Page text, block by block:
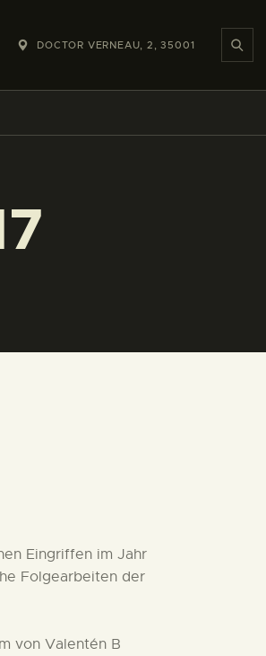
DOCTOR VERNEAU, 2, 35001
Eingriffen im Jahr
Folgearbeiten der
von Valentén B